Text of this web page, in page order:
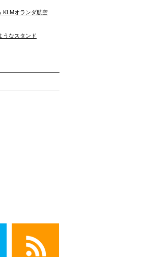
KLMオランダ航空
うなスタンド